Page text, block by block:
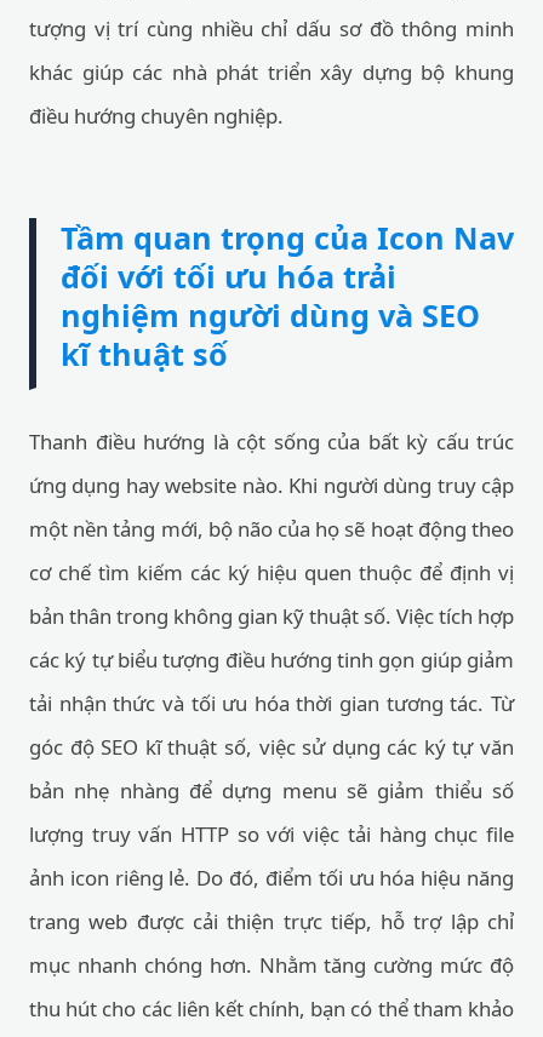
tượng vị trí cùng nhiều chỉ dấu sơ đồ thông minh
khác giúp các nhà phát triển xây dựng bộ khung
điều hướng chuyên nghiệp.
Tầm quan trọng của Icon Nav
đối với tối ưu hóa trải
nghiệm người dùng và SEO
kĩ thuật số
Thanh điều hướng là cột sống của bất kỳ cấu trúc
ứng dụng hay website nào. Khi người dùng truy cập
một nền tảng mới, bộ não của họ sẽ hoạt động theo
cơ chế tìm kiếm các ký hiệu quen thuộc để định vị
bản thân trong không gian kỹ thuật số. Việc tích hợp
các ký tự biểu tượng điều hướng tinh gọn giúp giảm
tải nhận thức và tối ưu hóa thời gian tương tác. Từ
góc độ SEO kĩ thuật số, việc sử dụng các ký tự văn
bản nhẹ nhàng để dựng menu sẽ giảm thiểu số
lượng truy vấn HTTP so với việc tải hàng chục file
ảnh icon riêng lẻ. Do đó, điểm tối ưu hóa hiệu năng
trang web được cải thiện trực tiếp, hỗ trợ lập chỉ
mục nhanh chóng hơn. Nhằm tăng cường mức độ
thu hút cho các liên kết chính, bạn có thể tham khảo